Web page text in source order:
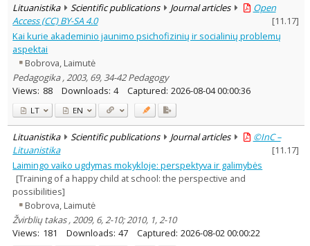
Lituanistika Scientific publications Journal articles
Open
Access (CC) BY-SA 4.0
[11.17]
Kai kurie akademinio jaunimo psichofizinių ir socialinių problemų
aspektai
Bobrova, Laimutė
Pedagogika , 2003, 69, 34-42 Pedagogy
Views: 88 Downloads: 4 Captured: 2026-08-04 00:00:36
LT EN
Lituanistika Scientific publications Journal articles
©InC –
Lituanistika
[11.17]
Laimingo vaiko ugdymas mokykloje: perspektyva ir galimybės
[Training of a happy child at school: the perspective and
possibilities]
Bobrova, Laimutė
Žvirblių takas , 2009, 6, 2-10; 2010, 1, 2-10
Views: 181 Downloads: 47 Captured: 2026-08-02 00:00:22